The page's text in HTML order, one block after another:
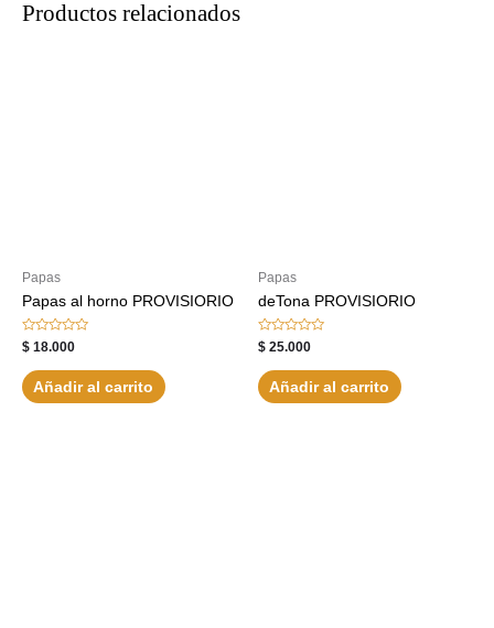
Productos relacionados
Papas
Papas al horno PROVISIORIO
Valorado
con
de
5
$ 18.000
Añadir al carrito
Papas
deTona PROVISIORIO
Valorado
con
de
5
$ 25.000
Añadir al carrito